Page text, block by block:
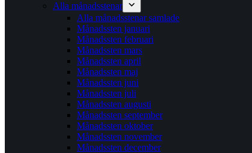
Alla månadsstenar
Alla månadsstenar samlade
Månadssten januari
Månadssten februari
Månadssten mars
Månadssten april
Månadssten maj
Månadssten juni
Månadssten juli
Månadssten augusti
Månadssten september
Månadssten oktober
Månadssten november
Månadssten december